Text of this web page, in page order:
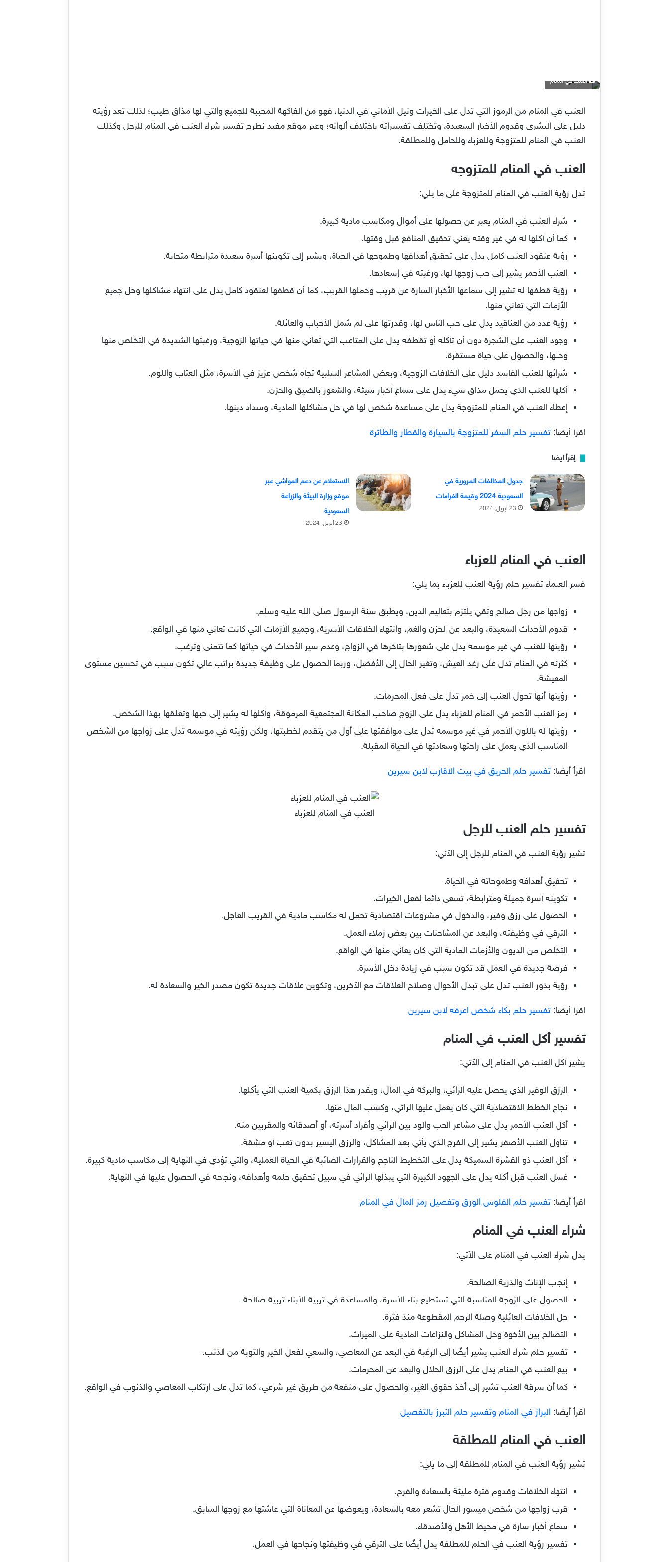
العنب في المنام
العنب في المنام من الرموز التي تدل على الخيرات ونيل الأماني في الدنيا، فهو من الفاكهة المحببة للجميع والتي لها مذاق طيب؛ لذلك تعد رؤيته
دليل على البشرى وقدوم الأخبار السعيدة، وتختلف تفسيراته باختلاف ألوانه؛ وعبر موقع مفيد نطرح تفسير شراء العنب في المنام للرجل وكذلك
العنب في المنام للمتزوجة وللعزباء وللحامل وللمطلقة.
العنب في المنام للمتزوجه
تدل رؤية العنب في المنام للمتزوجة على ما يلي:
شراء العنب في المنام يعبر عن حصولها على أموال ومكاسب مادية كبيرة.
كما أن أكلها له في غير وقته يعني تحقيق المنافع قبل وقتها.
رؤية عنقود العنب كامل يدل على تحقيق أهدافها وطموحها في الحياة، ويشير إلى تكوينها أسرة سعيدة مترابطة متحابة.
العنب الأحمر يشير إلى حب زوجها لها، ورغبته في إسعادها.
رؤية قطفها له تشير إلى سماعها الأخبار السارة عن قريب وحملها القريب، كما أن قطفها لعنقود كامل يدل على انتهاء مشاكلها وحل جميع
الأزمات التي تعاني منها.
رؤية عدد من العناقيد يدل على حب الناس لها، وقدرتها على لم شمل الأحباب والعائلة.
وجود العنب على الشجرة دون أن تأكله أو تقطفه يدل على المتاعب التي تعاني منها في حياتها الزوجية، ورغبتها الشديدة في التخلص منها
وحلها، والحصول على حياة مستقرة.
شرائها للعنب الفاسد دليل على الخلافات الزوجية، وبعض المشاعر السلبية تجاه شخص عزيز في الأسرة، مثل العتاب واللوم.
أكلها للعنب الذي يحمل مذاق سيء يدل على سماع أخبار سيئة، والشعور بالضيق والحزن.
إعطاء العنب في المنام للمتزوجة يدل على مساعدة شخص لها في حل مشاكلها المادية، وسداد دينها.
اقرأ أيضا: تفسير حلم السفر للمتزوجة بالسيارة والقطار والطائرة
إقرأ ايضا
جدول المخالفات المرورية في
السعودية 2024 وقيمة الغرامات
23 أبريل, 2024
الاستعلام عن دعم المواشي عبر
موقع وزارة البيئة والزراعة
السعودية
23 أبريل, 2024
العنب في المنام للعزباء
فسر العلماء تفسير حلم رؤية العنب للعزباء بما يلي:
زواجها من رجل صالح وتقي يلتزم بتعاليم الدين، ويطبق سنة الرسول صلى الله عليه وسلم.
قدوم الأحداث السعيدة، والبعد عن الحزن والغم، وانتهاء الخلافات الأسرية، وجميع الأزمات التي كانت تعاني منها في الواقع.
رؤيتها للعنب في غير موسمه يدل على شعورها بتأخرها في الزواج، وعدم سير الأحداث في حياتها كما تتمنى وترغب.
كثرته في المنام تدل على رغد العيش، وتغير الحال إلى الأفضل، وربما الحصول على وظيفة جديدة براتب عالي تكون سبب في تحسين مستوى
المعيشة.
رؤيتها أنها تحول العنب إلى خمر تدل على فعل المحرمات.
رمز العنب الأحمر في المنام للعزباء يدل على الزوج صاحب المكانة المجتمعية المرموقة، وأكلها له يشير إلى حبها وتعلقها بهذا الشخص.
رؤيتها له باللون الأحمر في غير موسمه تدل على موافقتها على أول من يتقدم لخطبتها، ولكن رؤيته في موسمه تدل على زواجها من الشخص
المناسب الذي يعمل على راحتها وسعادتها في الحياة المقبلة.
اقرأ أيضا: تفسير حلم الحريق في بيت الاقارب لابن سيرين
العنب في المنام للعزباء
تفسير حلم العنب للرجل
تشير رؤية العنب في المنام للرجل إلى الآتي:
تحقيق أهدافه وطموحاته في الحياة.
تكوينه أسرة جميلة ومترابطة، تسعى دائما لفعل الخيرات.
الحصول على رزق وفير، والدخول في مشروعات اقتصادية تحمل له مكاسب مادية في القريب العاجل.
الترقي في وظيفته، والبعد عن المشاحنات بين بعض زملاء العمل.
التخلص من الديون والأزمات المادية التي كان يعاني منها في الواقع.
فرصة جديدة في العمل قد تكون سبب في زيادة دخل الأسرة.
رؤية بذور العنب تدل على تبدل الأحوال وصلاح العلاقات مع الآخرين، وتكوين علاقات جديدة تكون مصدر الخير والسعادة له.
اقرأ أيضا: تفسير حلم بكاء شخص اعرفه لابن سيرين
تفسير أكل العنب في المنام
يشير أكل العنب في المنام إلى الآتي:
الرزق الوفير الذي يحصل عليه الرائي، والبركة في المال، ويقدر هذا الرزق بكمية العنب التي يأكلها.
نجاح الخطط الاقتصادية التي كان يعمل عليها الرائي، وكسب المال منها.
أكل العنب الأحمر يدل على مشاعر الحب والود بين الرائي وأفراد أسرته، أو أصدقائه والمقربين منه.
تناول العنب الأصفر يشير إلى الفرج الذي يأتي بعد المشاكل، والرزق اليسير بدون تعب أو مشقة.
أكل العنب ذو القشرة السميكة يدل على التخطيط الناجح والقرارات الصائبة في الحياة العملية، والتي تؤدي في النهاية إلى مكاسب مادية كبيرة.
غسل العنب قبل أكله يدل على الجهود الكبيرة التي يبذلها الرائي في سبيل تحقيق حلمه وأهدافه، ونجاحه في الحصول عليها في النهاية.
اقرأ أيضا: تفسير حلم الفلوس الورق وتفصيل رمز المال في المنام
شراء العنب في المنام
يدل شراء العنب في المنام على الآتي:
إنجاب الإناث والذرية الصالحة.
الحصول على الزوجة المناسبة التي تستطيع بناء الأسرة، والمساعدة في تربية الأبناء تربية صالحة.
حل الخلافات العائلية وصلة الرحم المقطوعة منذ فترة.
التصالح بين الأخوة وحل المشاكل والنزاعات المادية على الميراث.
تفسير حلم شراء العنب يشير أيضًا إلى الرغبة في البعد عن المعاصي، والسعي لفعل الخير والتوبة من الذنب.
بيع العنب في المنام يدل على الرزق الحلال والبعد عن المحرمات.
كما أن سرقة العنب تشير إلى أخذ حقوق الغير، والحصول على منفعة من طريق غير شرعي، كما تدل على ارتكاب المعاصي والذنوب في الواقع.
اقرأ أيضا: البراز في المنام وتفسير حلم التبرز بالتفصيل
العنب في المنام للمطلقة
تشير رؤية العنب في المنام للمطلقة إلى ما يلي:
انتهاء الخلافات وقدوم فترة مليئة بالسعادة والفرح.
قرب زواجها من شخص ميسور الحال تشعر معه بالسعادة، ويعوضها عن المعاناة التي عاشتها مع زوجها السابق.
سماع أخبار سارة في محيط الأهل والأصدقاء.
تفسير رؤية العنب في الحلم للمطلقة يدل أيضًا على الترقي في وظيفتها ونجاحها في العمل.